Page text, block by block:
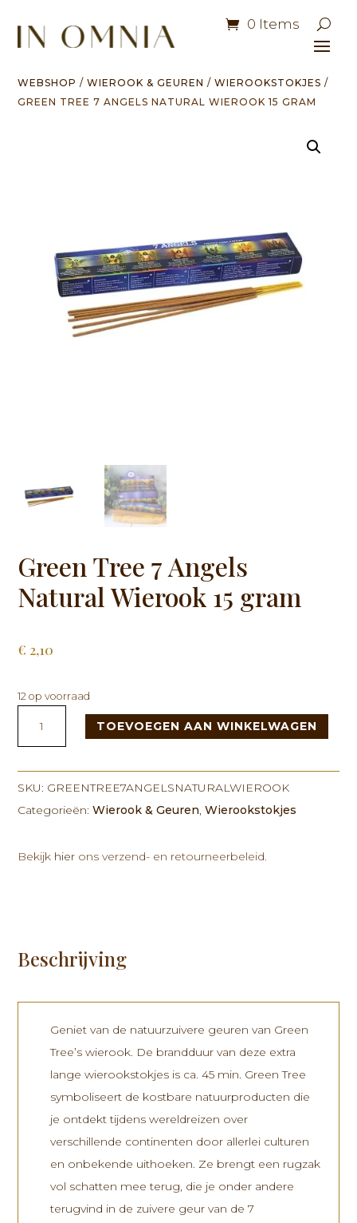
0 Items
WEBSHOP /WIEROOK & GEUREN /WIEROOKSTOKJES /
GREEN TREE 7 ANGELS NATURAL WIEROOK 15 GRAM
Green Tree 7 Angels
Natural Wierook 15 gram
€ 2,10
12 op voorraad
7
Angels
Natural
Wierook
aantal
TOEVOEGEN AAN WINKELWAGEN
SKU: GREENTREE7ANGELSNATURALWIEROOK
Categorieën:Wierook & Geuren,Wierookstokjes
Bekijk hier ons verzend- en retourneerbeleid.
Beschrijving
Geniet van de natuurzuivere geuren van Green
Tree’s wierook. De brandduur van deze extra
lange wierookstokjes is ca. 45 min. Green Tree
symboliseert de kostbare natuurproducten die
je ontdekt tijdens wereldreizen over
verschillende continenten door allerlei culturen
en onbekende uithoeken. Ze brengt een rugzak
vol schatten mee terug, die je onder andere
terugvind in de zuivere geur van de 7